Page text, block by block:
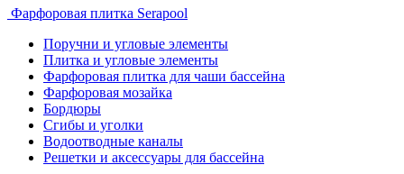
Фарфоровая плитка Serapool
Поручни и угловые элементы
Плитка и угловые элементы
Фарфоровая плитка для чаши бассейна
Фарфоровая мозайка
Бордюры
Сгибы и уголки
Водоотводные каналы
Решетки и аксессуары для бассейна